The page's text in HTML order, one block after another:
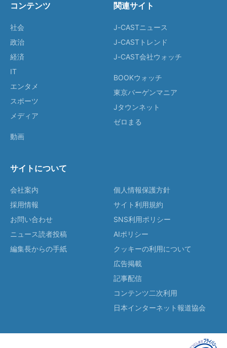
コンテンツ
社会
政治
経済
IT
エンタメ
スポーツ
メディア
動画
関連サイト
J-CASTニュース
J-CASTトレンド
J-CAST会社ウォッチ
BOOKウォッチ
東京バーゲンマニア
Jタウンネット
ゼロまる
サイトについて
会社案内
採用情報
お問い合わせ
ニュース読者投稿
編集長からの手紙
個人情報保護方針
サイト利用規約
SNS利用ポリシー
AIポリシー
クッキーの利用について
広告掲載
記事配信
コンテンツ二次利用
日本インターネット報道協会